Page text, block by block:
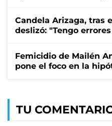
Candela Arizaga, tras
deslizó: "Tengo
Femicidio de Mailén
pone el foco en la
TU